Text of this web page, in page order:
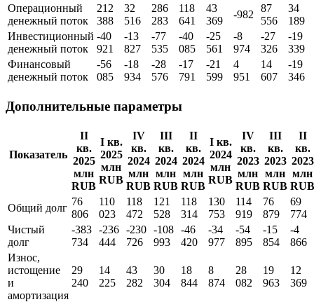
Операционный
денежный поток
212
388
32
516
286
283
118
641
43
369
-982
87
556
34
189
Инвестиционный
денежный поток
-40
921
-13
827
-77
535
-40
085
-25
561
-8
974
-27
326
-19
339
Финансовый
денежный поток
-56
085
-18
934
-28
576
-17
791
-21
599
4
951
14
607
-19
346
Дополнительные параметры
Показатель
II
кв.
2025
млн
RUB
I кв.
2025
млн
RUB
IV
кв.
2024
млн
RUB
III
кв.
2024
млн
RUB
II
кв.
2024
млн
RUB
I кв.
2024
млн
RUB
IV
кв.
2023
млн
RUB
III
кв.
2023
млн
RUB
II
кв.
2023
млн
RUB
Общий долг
76
806
110
023
118
472
121
528
118
314
130
753
114
919
76
879
69
774
Чистый
долг
-383
734
-236
444
-230
726
-108
993
-46
420
-34
977
-54
895
-15
854
-4
866
Износ,
истощение
и
амортизация
29
240
14
225
43
282
30
304
18
844
8
874
28
082
19
963
12
369